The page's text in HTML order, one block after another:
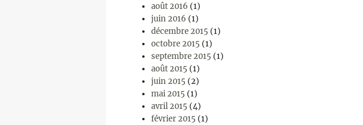
août 2016 (1)
juin 2016 (1)
décembre 2015 (1)
octobre 2015 (1)
septembre 2015 (1)
août 2015 (1)
juin 2015 (2)
mai 2015 (1)
avril 2015 (4)
février 2015 (1)